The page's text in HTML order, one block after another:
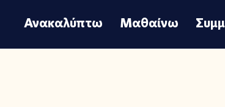
Ανακαλύπτω Μαθαίνω